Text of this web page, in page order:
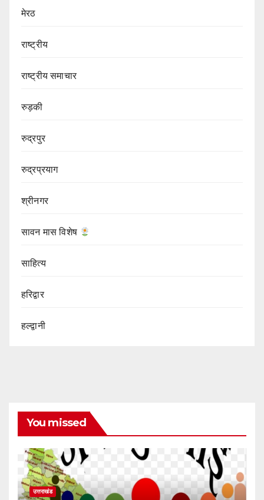
मेरठ
राष्ट्रीय
राष्ट्रीय समाचार
रुड़की
रुद्रपुर
रुद्रप्रयाग
श्रीनगर
सावन मास विशेष
साहित्य
हरिद्वार
हल्द्वानी
You missed
उत्तराखंड